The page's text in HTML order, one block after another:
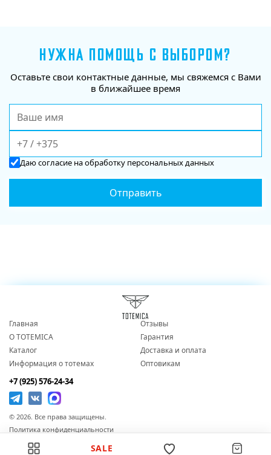
НУЖНА ПОМОЩЬ С ВЫБОРОМ?
Оставьте свои контактные данные, мы свяжемся с Вами
в ближайшее время
Даюсогласие на обработку персональных данных
Главная
О TOTEMICA
Каталог
Информация о тотемах
Отзывы
Гарантия
Доставка и оплата
Оптовикам
+7 (925) 576-24-34
© 2026. Все права защищены.
Политика конфиденциальности
Согласие на обработку персональных данных
SALE